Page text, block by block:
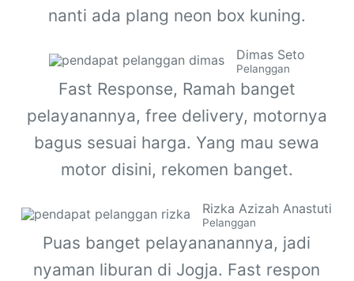
nanti ada plang neon box kuning.
Dimas Seto
Pelanggan
Fast Response, Ramah banget
pelayanannya, free delivery, motornya
bagus sesuai harga. Yang mau sewa
motor disini, rekomen banget.
Rizka Azizah Anastuti
Pelanggan
Puas banget pelayananannya, jadi
nyaman liburan di Jogja. Fast respon